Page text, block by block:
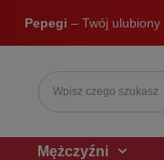
Pepegi – Twój ulubiony
Mężczyźni